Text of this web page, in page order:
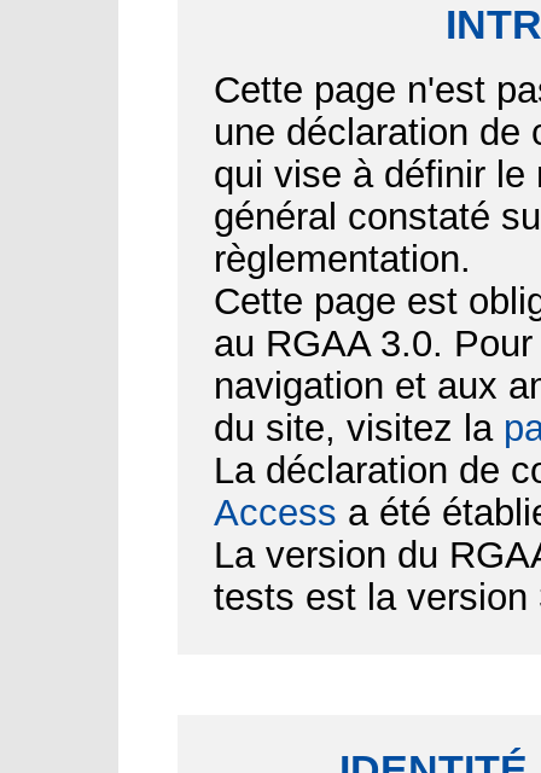
Cette page n'est
une déclaration de
qui vise à définir
général constaté
règlementation.
Cette page est
au RGAA 3.0.
navigation et aux
du site, visitez la
La déclaration de
Access a été
La version du
tests est la version